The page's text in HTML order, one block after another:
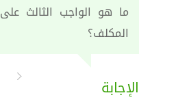
ما هو الواجب الثالث على
المكلف؟
الإجابة